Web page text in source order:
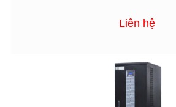
Liên hệ